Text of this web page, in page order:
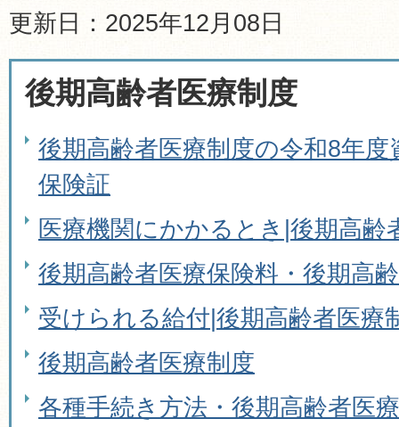
更新日：2025年12月08日
後期高齢者医療制度
後期高齢者医療制度の令和8年
保険証
医療機関にかかるとき|後期高齢
後期高齢者医療保険料・後期高
受けられる給付|後期高齢者医療
後期高齢者医療制度
各種手続き方法・後期高齢者医